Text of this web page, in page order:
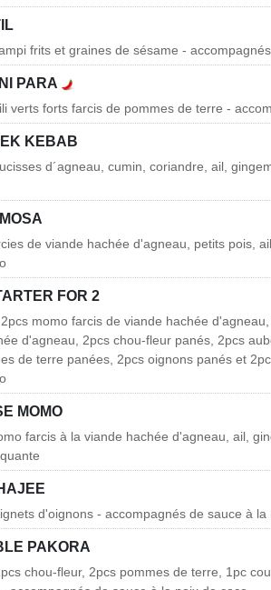
frits et graines de sésame -
PARA
verts forts farcis de pommes de terre -
KEBAB
d´agneau, cumin, coriandre, ail,
de viande hachée d'agneau, petits pois,
FOR 2
momo farcis de viande hachée
d'agneau, 2pcs chou-fleur panés, 2pcs
de terre panées, 2pcs oignons panés et
MOMO
farcis à la viande hachée d'agneau, ail,
d'oignons - accompagnés de sauce à la
PAKORA
chou-fleur, 2pcs pommes de terre, 1pc